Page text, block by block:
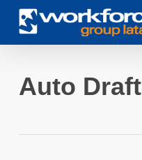
main
content
Auto Draft